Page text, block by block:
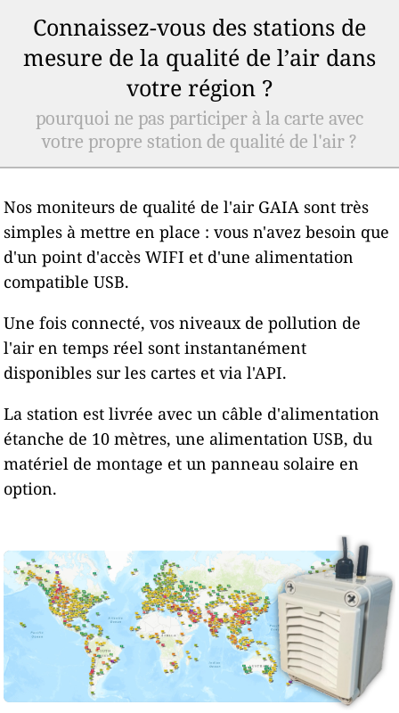
Connaissez-vous des stations de
mesure de la qualité de l’air dans
votre région ?
pourquoi ne pas participer à la carte avec
votre propre station de qualité de l'air ?
Nos moniteurs de qualité de l'air GAIA sont très
simples à mettre en place : vous n'avez besoin que
d'un point d'accès WIFI et d'une alimentation
compatible USB.
Une fois connecté, vos niveaux de pollution de
l'air en temps réel sont instantanément
disponibles sur les cartes et via l'API.
La station est livrée avec un câble d'alimentation
étanche de 10 mètres, une alimentation USB, du
matériel de montage et un panneau solaire en
option.